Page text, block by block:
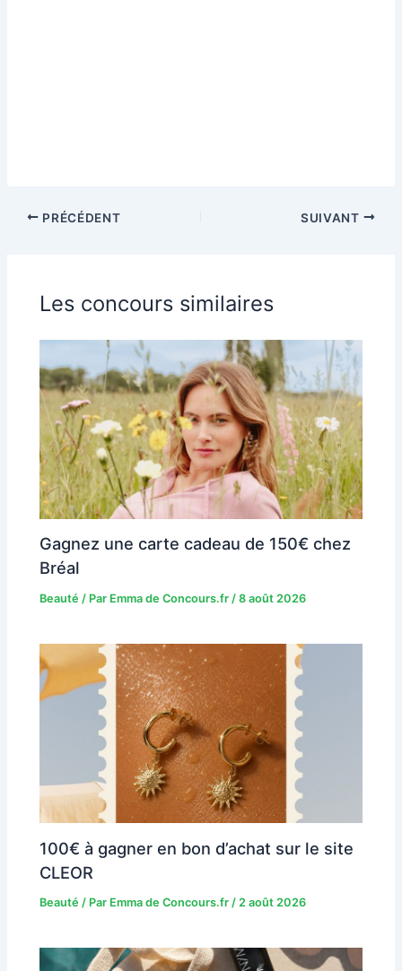
PRÉCÉDENT SUIVANT
Les concours similaires
Gagnez une carte cadeau de 150€ chez
Bréal
Beauté / Par Emma de Concours.fr/8 août 2026
100€ à gagner en bon d’achat sur le site
CLEOR
Beauté / Par Emma de Concours.fr/2 août 2026